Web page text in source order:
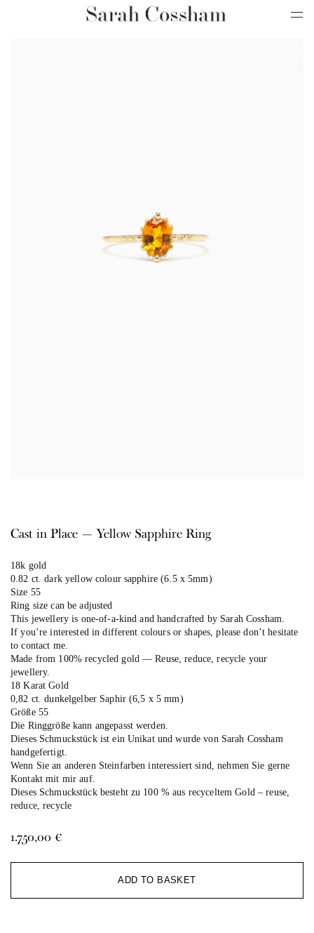
Cast in Place — Yellow Sapphire Ring
18k gold
0.82 ct. dark yellow colour sapphire (6.5 x 5mm)
Size 55
Ring size can be adjusted
This jewellery is one-of-a-kind and handcrafted by Sarah Cossham.
If you’re interested in different colours or shapes, please don’t hesitate
to contact me.
Made from 100% recycled gold — Reuse, reduce, recycle your
jewellery.
18 Karat Gold
0,82 ct. dunkelgelber Saphir (6,5 x 5 mm)
Größe 55
Die Ringgröße kann angepasst werden.
Dieses Schmuckstück ist ein Unikat und wurde von Sarah Cossham
handgefertigt.
Wenn Sie an anderen Steinfarben interessiert sind, nehmen Sie gerne
Kontakt mit mir auf.
Dieses Schmuckstück besteht zu 100 % aus recyceltem Gold – reuse,
reduce, recycle
1.750,00 €
ADD TO BASKET